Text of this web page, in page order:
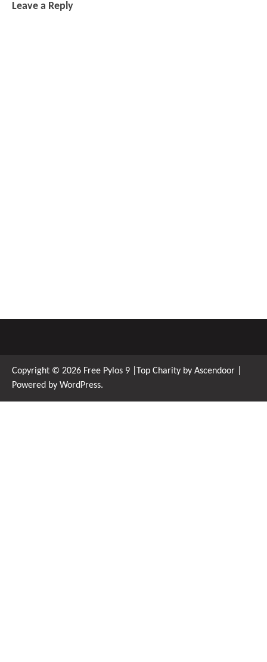
Leave a Reply
Copyright © 2026 Free Pylos 9 |Top Charity by Ascendoor
Powered by WordPress.